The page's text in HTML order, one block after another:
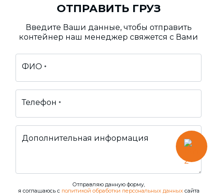
ОТПРАВИТЬ ГРУЗ
Введите Ваши данные, чтобы отправить
контейнер наш менеджер свяжется с Вами
ФИО *
Телефон *
Дополнительная информация
Отправляю данную форму,
я соглашаюсь с политикой обработки персональных данныхсайта